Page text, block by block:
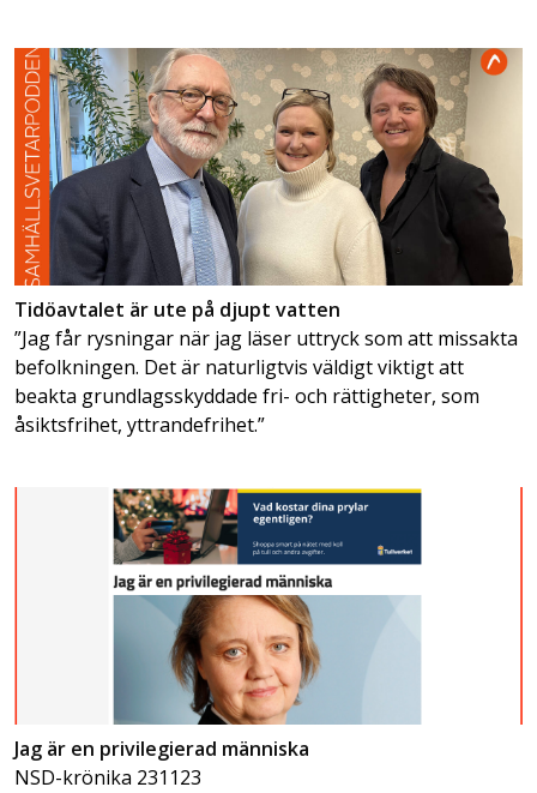
Tidöavtalet är ute på djupt vatten
”Jag får rysningar när jag läser uttryck som att missakta
befolkningen. Det är naturligtvis väldigt viktigt att
beakta grundlagsskyddade fri- och rättigheter, som
åsiktsfrihet, yttrandefrihet.”
Jag är en privilegierad människa
NSD-krönika 231123